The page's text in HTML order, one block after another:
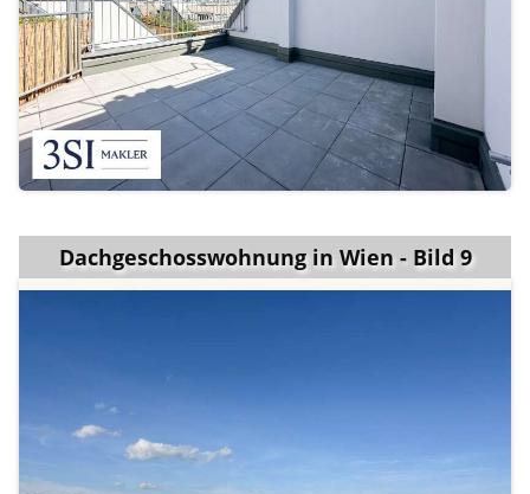
Dachgeschosswohnung in Wien - Bild 9